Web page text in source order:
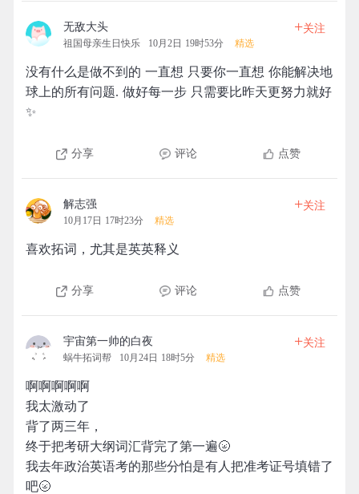
无敌大头
祖国母亲生日快乐 10月2日 19时53分 精选
+关注
没有什么是做不到的 一直想 只要你一直想 你能解决地
球上的所有问题. 做好每一步 只需要比昨天更努力就好
✨
分享 评论 点赞
解志强
10月17日 17时23分 精选
+关注
喜欢拓词，尤其是英英释义
分享 评论 点赞
宇宙第一帅的白夜
蜗牛拓词帮 10月24日 18时5分 精选
+关注
啊啊啊啊啊
我太激动了
背了两三年，
终于把考研大纲词汇背完了第一遍🌝
我去年政治英语考的那些分怕是有人把准考证号填错了
吧🌝